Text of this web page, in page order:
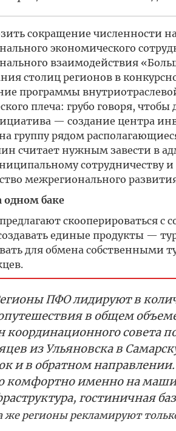
сокращение численности
экономического
взаимодействия
столиц регионов в
программы
плеча: грубо говоря,
— создание центра
группу рядом
считает нужным завести в
сотрудничеству и
межрегионального
одном баке
скооперироваться
единые продукты —
для обмена собственными
ПФО лидируют в
в общем
координационного совета
из Ульяновска в
и в обратном
комфортно именно на
гостиничная
же регионы рекламируют